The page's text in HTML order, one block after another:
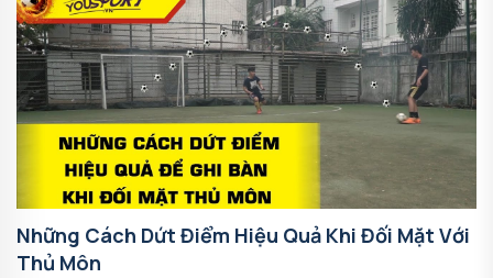
Những Cách Dứt Điểm Hiệu Quả Khi Đối Mặt Với
Thủ Môn